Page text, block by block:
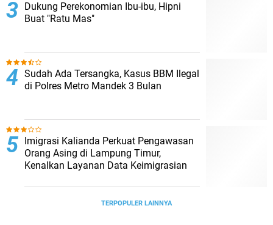
Dukung Perekonomian Ibu-ibu, Hipni
Buat "Ratu Mas"
Sudah Ada Tersangka, Kasus BBM Ilegal
di Polres Metro Mandek 3 Bulan
Imigrasi Kalianda Perkuat Pengawasan
Orang Asing di Lampung Timur,
Kenalkan Layanan Data Keimigrasian
TERPOPULER LAINNYA